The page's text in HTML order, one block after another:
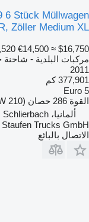
6 Stück Müllwagen
Zöller Medium XL
€14,500 ≈ $16,750
مركبات البلدية - شاحنة
2011
377,901 كم
Euro 5
القوة 286 حصان (210 kW)
ألمانيا، Schlierbach
Staufen Trucks GmbH
الاتصال بالبائع